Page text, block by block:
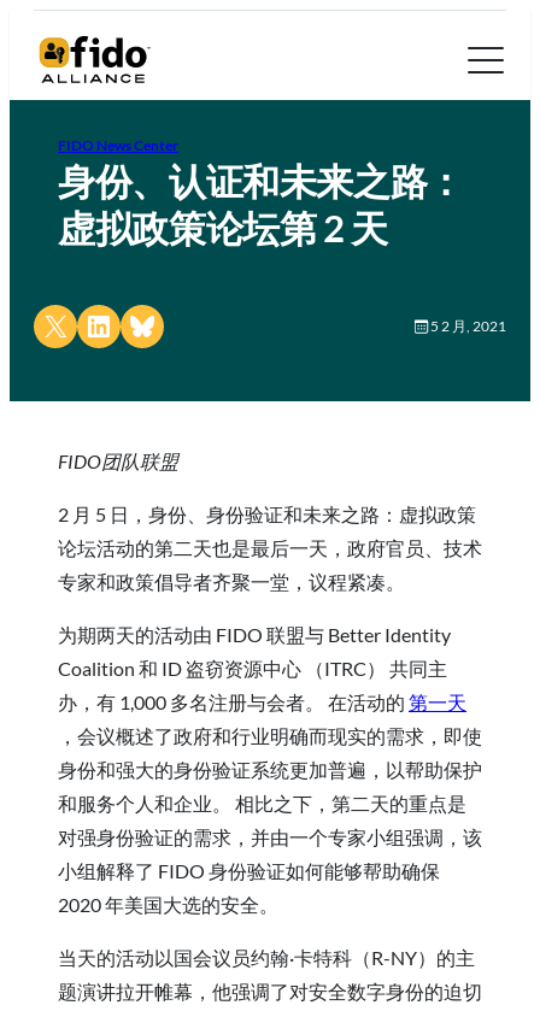
FIDO News Center
身份、认证和未来之路：
虚拟政策论坛第 2 天
Share on X Share on LinkedIn
Share on Bluesky 5 2 月, 2021
FIDO团队联盟
2 月 5 日，身份、身份验证和未来之路：虚拟政策
论坛活动的第二天也是最后一天，政府官员、技术
专家和政策倡导者齐聚一堂，议程紧凑。
为期两天的活动由 FIDO 联盟与 Better Identity
Coalition 和 ID 盗窃资源中心 （ITRC） 共同主
办，有 1,000 多名注册与会者。 在活动的 第一天
，会议概述了政府和行业明确而现实的需求，即使
身份和强大的身份验证系统更加普遍，以帮助保护
和服务个人和企业。 相比之下，第二天的重点是
对强身份验证的需求，并由一个专家小组强调，该
小组解释了 FIDO 身份验证如何能够帮助确保
2020 年美国大选的安全。
当天的活动以国会议员约翰·卡特科（R-NY）的主
题演讲拉开帷幕，他强调了对安全数字身份的迫切